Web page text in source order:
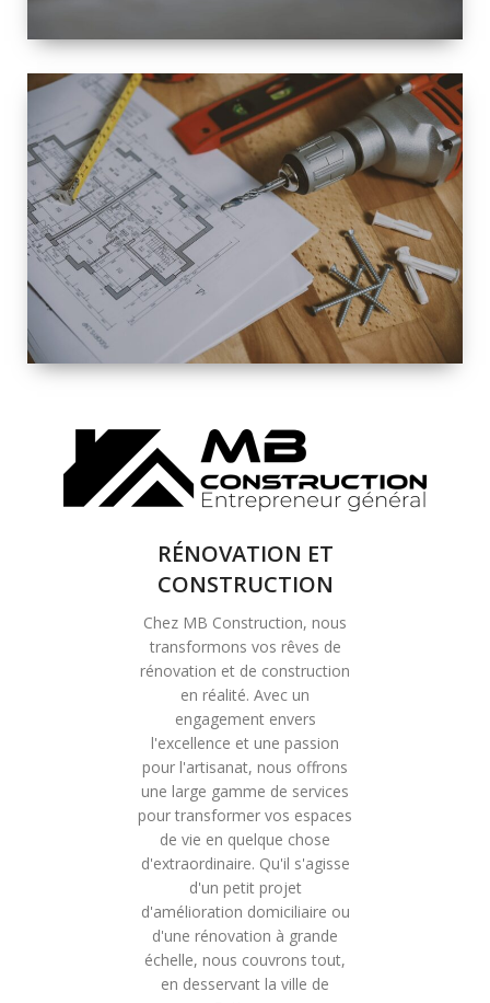
ESPACE
RÉNOVATION
INTÉRIEURE ET
EXTÉRIEURE
SOLUTIONS DE
RÉNOVATION
COMPLÈTE
RÉNOVATION ET
CONSTRUCTION
Chez MB Construction, nous
transformons vos rêves de
rénovation et de construction
en réalité. Avec un
engagement envers
l'excellence et une passion
pour l'artisanat, nous offrons
une large gamme de services
pour transformer vos espaces
de vie en quelque chose
d'extraordinaire. Qu'il s'agisse
d'un petit projet
d'amélioration domiciliaire ou
d'une rénovation à grande
échelle, nous couvrons tout,
en desservant la ville de